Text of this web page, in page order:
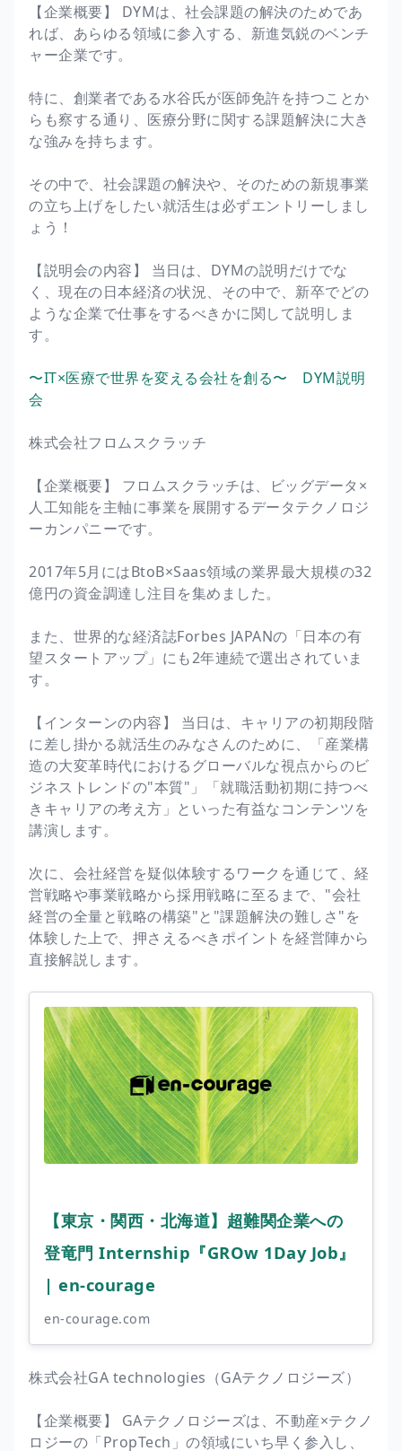
【企業概要】 DYMは、社会課題の解決のためであ
れば、あらゆる領域に参入する、新進気鋭のベンチ
ャー企業です。
特に、創業者である水谷氏が医師免許を持つことか
らも察する通り、医療分野に関する課題解決に大き
な強みを持ちます。
その中で、社会課題の解決や、そのための新規事業
の立ち上げをしたい就活生は必ずエントリーしまし
ょう！
【説明会の内容】 当日は、DYMの説明だけでな
く、現在の日本経済の状況、その中で、新卒でどの
ような企業で仕事をするべきかに関して説明しま
す。
〜IT×医療で世界を変える会社を創る〜 DYM説明
会
株式会社フロムスクラッチ
【企業概要】 フロムスクラッチは、ビッグデータ×
人工知能を主軸に事業を展開するデータテクノロジ
ーカンパニーです。
2017年5月にはBtoB×Saas領域の業界最大規模の32
億円の資金調達し注目を集めました。
また、世界的な経済誌Forbes JAPANの「日本の有
望スタートアップ」にも2年連続で選出されていま
す。
【インターンの内容】 当日は、キャリアの初期段階
に差し掛かる就活生のみなさんのために、「産業構
造の大変革時代におけるグローバルな視点からのビ
ジネストレンドの"本質"」「就職活動初期に持つべ
きキャリアの考え方」といった有益なコンテンツを
講演します。
次に、会社経営を疑似体験するワークを通じて、経
営戦略や事業戦略から採用戦略に至るまで、"会社
経営の全量と戦略の構築"と"課題解決の難しさ"を
体験した上で、押さえるべきポイントを経営陣から
直接解説します。
【東京・関西・北海道】超難関企業への
登竜門 Internship『GROw 1Day Job』
| en-courage
en-courage.com
株式会社GA technologies（GAテクノロジーズ）
【企業概要】 GAテクノロジーズは、不動産×テクノ
ロジーの「PropTech」の領域にいち早く参入し、